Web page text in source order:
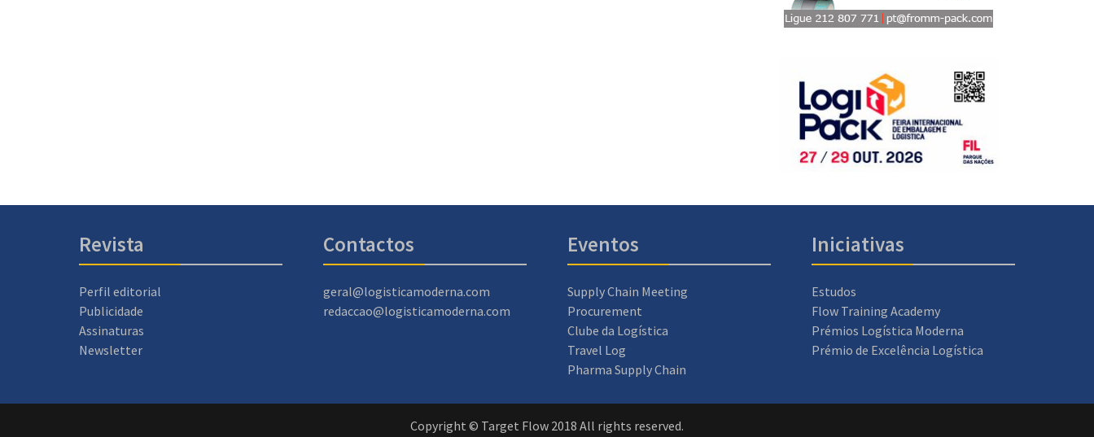
Revista
Perfil editorial
Publicidade
Assinaturas
Newsletter
Contactos
geral@logisticamoderna.com
redaccao@logisticamoderna.com
Eventos
Supply Chain Meeting
Procurement
Clube da Logística
Travel Log
Pharma Supply Chain
Iniciativas
Estudos
Flow Training Academy
Prémios Logística Moderna
Prémio de Excelência Logística
Copyright © Target Flow 2018 All rights reserved.